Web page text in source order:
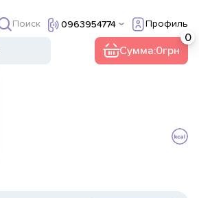
Поиск 0963954774 Профиль
Сумма:0